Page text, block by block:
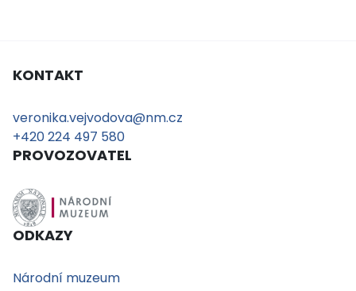
KONTAKT
veronika.vejvodova@nm.cz
+420 224 497 580
PROVOZOVATEL
ODKAZY
Národní muzeum